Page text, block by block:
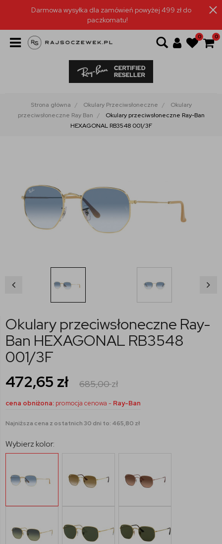
Darmowa wysyłka dla zamówień powyżej 499 zł do
paczkomatu!
0 0
Strona główna Okulary Przeciwsłoneczne
Okulary
przeciwsłoneczne Ray Ban
Okulary przeciwsłoneczne Ray-Ban
HEXAGONAL RB3548 001/3F
Okulary przeciwsłoneczne Ray-
Ban HEXAGONAL RB3548
001/3F
472,65 zł 685,00zł
cena obniżona: promocja cenowa - Ray-Ban
Najniższa cena z ostatnich 30 dni to: 465,80 zł
Wybierz kolor: